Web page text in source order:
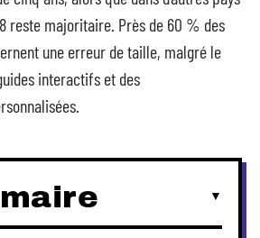
reste majoritaire. Près de 60 % des
une erreur de taille, malgré le
interactifs et des